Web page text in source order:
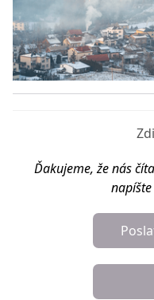
Ďakujeme, že nás